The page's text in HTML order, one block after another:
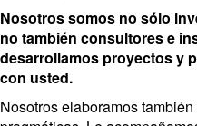
Nosotros somos no sólo
no también consultores e
desarrollamos proyectos y
con usted.
Nosotros elaboramos